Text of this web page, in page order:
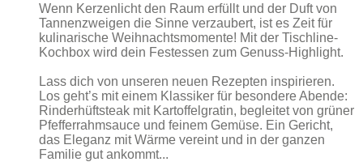
Wenn Kerzenlicht den Raum erfüllt und der Duft von
Tannenzweigen die Sinne verzaubert, ist es Zeit für
kulinarische Weihnachtsmomente! Mit der Tischline-
Kochbox wird dein Festessen zum Genuss-Highlight.
Lass dich von unseren neuen Rezepten inspirieren.
Los geht’s mit einem Klassiker für besondere Abende:
Rinderhüftsteak mit Kartoffelgratin, begleitet von grüner
Pfefferrahmsauce und feinem Gemüse. Ein Gericht,
das Eleganz mit Wärme vereint und in der ganzen
Familie gut ankommt...